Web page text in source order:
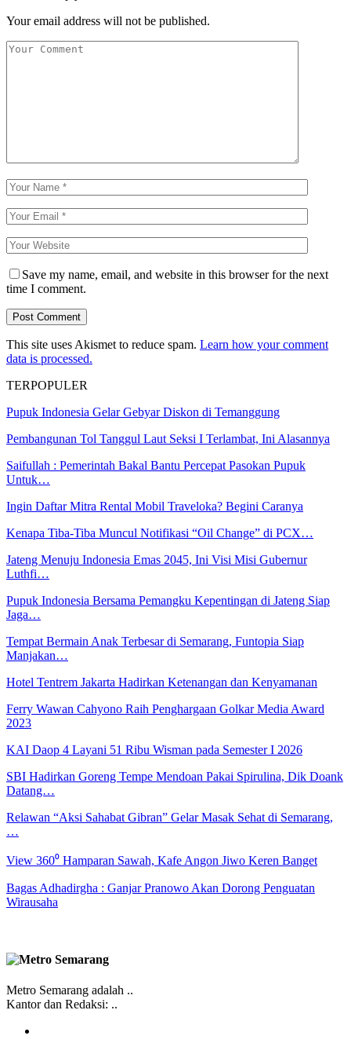
Your email address will not be published.
Save my name, email, and website in this browser for the next
time I comment.
This site uses Akismet to reduce spam. Learn how your comment
data is processed.
TERPOPULER
Pupuk Indonesia Gelar Gebyar Diskon di Temanggung
Pembangunan Tol Tanggul Laut Seksi I Terlambat, Ini Alasannya
Saifullah : Pemerintah Bakal Bantu Percepat Pasokan Pupuk
Untuk…
Ingin Daftar Mitra Rental Mobil Traveloka? Begini Caranya
Kenapa Tiba-Tiba Muncul Notifikasi “Oil Change” di PCX…
Jateng Menuju Indonesia Emas 2045, Ini Visi Misi Gubernur
Luthfi…
Pupuk Indonesia Bersama Pemangku Kepentingan di Jateng Siap
Jaga…
Tempat Bermain Anak Terbesar di Semarang, Funtopia Siap
Manjakan…
Hotel Tentrem Jakarta Hadirkan Ketenangan dan Kenyamanan
Ferry Wawan Cahyono Raih Penghargaan Golkar Media Award
2023
KAI Daop 4 Layani 51 Ribu Wisman pada Semester I 2026
SBI Hadirkan Goreng Tempe Mendoan Pakai Spirulina, Dik Doank
Datang…
Relawan “Aksi Sahabat Gibran” Gelar Masak Sehat di Semarang,
…
View 360⁰ Hamparan Sawah, Kafe Angon Jiwo Keren Banget
Bagas Adhadirgha : Ganjar Pranowo Akan Dorong Penguatan
Wirausaha
Metro Semarang adalah ..
Kantor dan Redaksi: ..